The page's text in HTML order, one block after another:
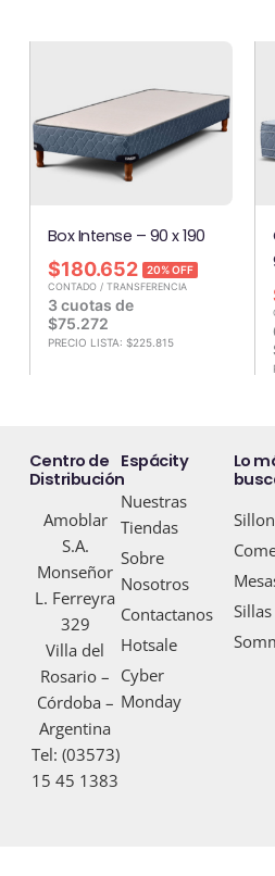
Box Intense – 90 x 190
$180.652 20% OFF
CONTADO / TRANSFERENCIA
3 cuotas de
$75.272
PRECIO LISTA: $225.815
Centro de
Distribución
Amoblar
S.A.
Monseñor
L. Ferreyra
329
Villa del
Rosario –
Córdoba –
Argentina
Tel: (03573)
15 45 1383
Espácity
Nuestras
Tiendas
Sobre
Nosotros
Contactanos
Hotsale
Cyber
Monday
Lo
Sillas